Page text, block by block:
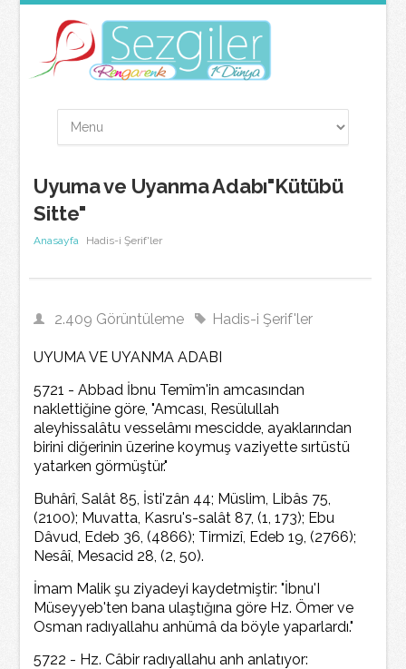
Uyuma ve Uyanma Adabı"Kütübü
Sitte"
Anasayfa Hadis-i Şerif'ler
2.409 Görüntüleme Hadis-i Şerif'ler
UYUMA VE UYANMA ADABI
5721 - Abbad İbnu Temîm'in amcasından
naklettiğine göre, "Amcası, Resülullah
aleyhissalâtu vesselâmı mescidde, ayaklarından
birini diğerinin üzerine koymuş vaziyette sırtüstü
yatarken görmüştür."
Buhârî, Salât 85, İsti'zân 44; Müslim, Libâs 75,
(2100); Muvatta, Kasru's-salât 87, (1, 173); Ebu
Dâvud, Edeb 36, (4866); Tirmizî, Edeb 19, (2766);
Nesâî, Mesacid 28, (2, 50).
İmam Malik şu ziyadeyi kaydetmiştir: "İbnu'I
Müseyyeb'ten bana ulaştığına göre Hz. Ömer ve
Osman radıyallahu anhümâ da böyle yaparlardı."
5722 - Hz. Câbir radıyallahu anh anlatıyor: